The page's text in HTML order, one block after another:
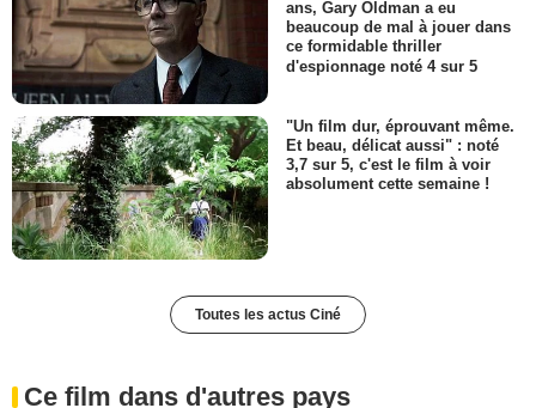
ans, Gary Oldman a eu
beaucoup de mal à jouer dans
ce formidable thriller
d'espionnage noté 4 sur 5
"Un film dur, éprouvant même.
Et beau, délicat aussi" : noté
3,7 sur 5, c'est le film à voir
absolument cette semaine !
Toutes les actus Ciné
Ce film dans d'autres pays